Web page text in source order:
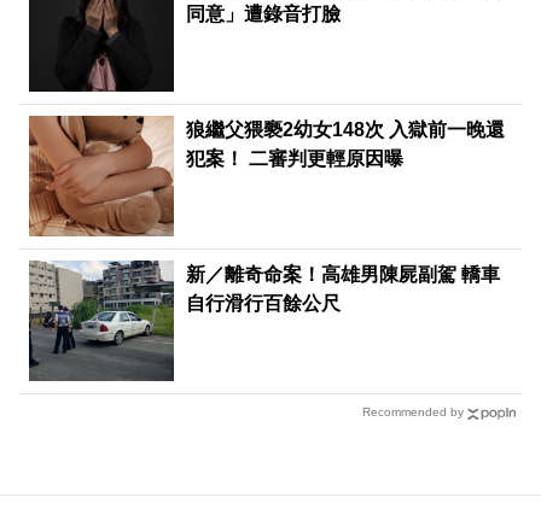
同意」遭錄音打臉
狼繼父猥褻2幼女148次 入獄前一晚還
犯案！ 二審判更輕原因曝
新／離奇命案！高雄男陳屍副駕 轎車
自行滑行百餘公尺
Recommended by